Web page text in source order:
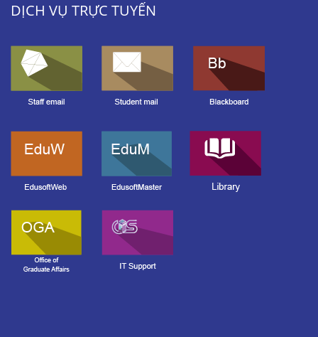
DỊCH VỤ TRỰC TUYẾN